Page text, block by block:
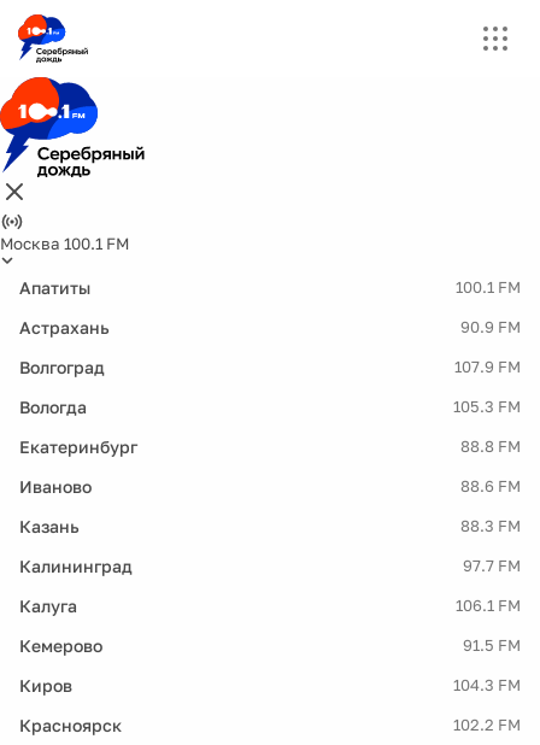
Москва 100.1 FM
Апатиты 100.1 FM
Астрахань 90.9 FM
Волгоград 107.9 FM
Вологда 105.3 FM
Екатеринбург 88.8 FM
Иваново 88.6 FM
Казань 88.3 FM
Калининград 97.7 FM
Калуга 106.1 FM
Кемерово 91.5 FM
Киров 104.3 FM
Красноярск 102.2 FM